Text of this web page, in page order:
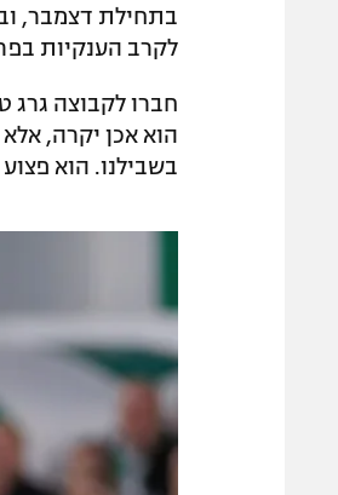
בתחילת דצמבר,
לקרב הענקיות
חברו לקבוצה
הוא אכן יקרה,
בשבילנו. הוא